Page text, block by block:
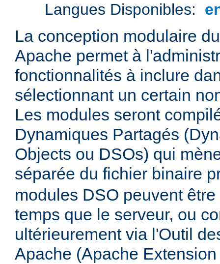
Langues Disponibles:
La conception modulaire
Apache permet à
fonctionnalités à inclure
sélectionnant un certain
Les modules seront
Dynamiques Partagés
Objects ou DSOs) qui
séparée du fichier binaire
modules DSO peuvent
temps que le serveur, ou
ultérieurement via l'Outil
Apache (Apache